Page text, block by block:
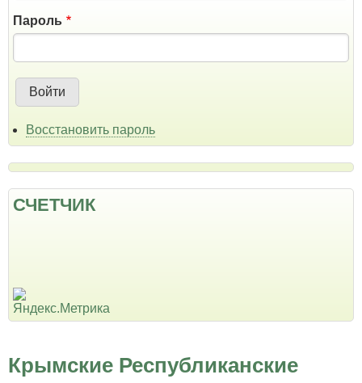
Пароль
Восстановить пароль
СЧЕТЧИК
Крымские Республиканские